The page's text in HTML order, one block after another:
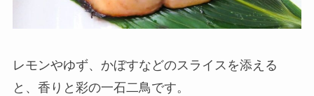
レモンやゆず、かぼすなどのスライスを添える
と、香りと彩の一石二鳥です。